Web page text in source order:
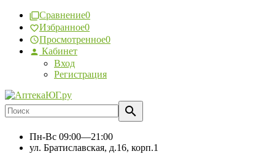
Сравнение0
Избранное0
Просмотренное0
Кабинет
Вход
Регистрация
Пн-Вс 09:00—21:00
ул. Братиславская, д.16, корп.1